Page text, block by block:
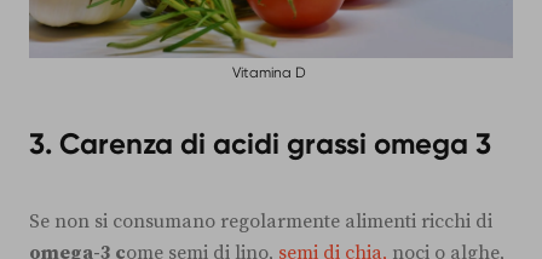
Vitamina D
3. Carenza di acidi grassi omega 3
Se non si consumano regolarmente alimenti ricchi di
omega-3 come semi di lino, semi di chia, noci o alghe,